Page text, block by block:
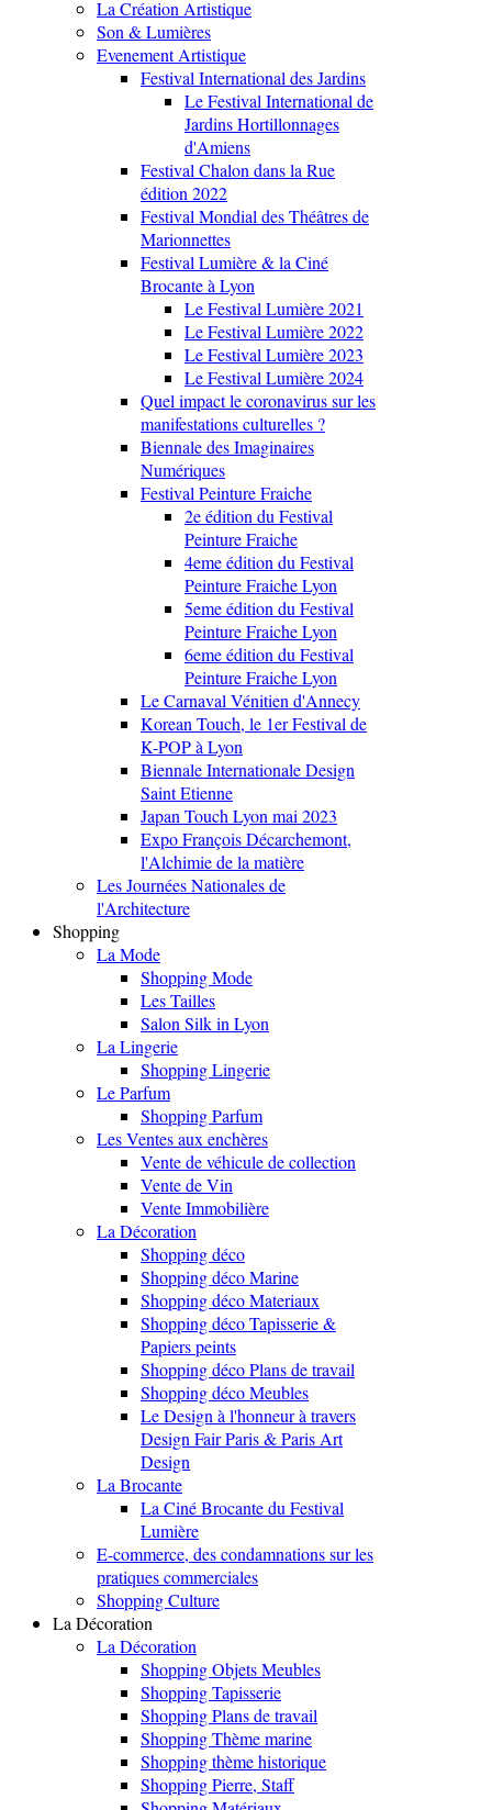
La Création Artistique
Son & Lumières
Evenement Artistique
Festival International des Jardins
Le Festival International de
Jardins Hortillonnages
d'Amiens
Festival Chalon dans la Rue
édition 2022
Festival Mondial des Théâtres de
Marionnettes
Festival Lumière & la Ciné
Brocante à Lyon
Le Festival Lumière 2021
Le Festival Lumière 2022
Le Festival Lumière 2023
Le Festival Lumière 2024
Quel impact le coronavirus sur les
manifestations culturelles ?
Biennale des Imaginaires
Numériques
Festival Peinture Fraiche
2e édition du Festival
Peinture Fraiche
4eme édition du Festival
Peinture Fraiche Lyon
5eme édition du Festival
Peinture Fraiche Lyon
6eme édition du Festival
Peinture Fraiche Lyon
Le Carnaval Vénitien d'Annecy
Korean Touch, le 1er Festival de
K-POP à Lyon
Biennale Internationale Design
Saint Etienne
Japan Touch Lyon mai 2023
Expo François Décarchemont,
l'Alchimie de la matière
Les Journées Nationales de
l'Architecture
Shopping
La Mode
Shopping Mode
Les Tailles
Salon Silk in Lyon
La Lingerie
Shopping Lingerie
Le Parfum
Shopping Parfum
Les Ventes aux enchères
Vente de véhicule de collection
Vente de Vin
Vente Immobilière
La Décoration
Shopping déco
Shopping déco Marine
Shopping déco Materiaux
Shopping déco Tapisserie &
Papiers peints
Shopping déco Plans de travail
Shopping déco Meubles
Le Design à l'honneur à travers
Design Fair Paris & Paris Art
Design
La Brocante
La Ciné Brocante du Festival
Lumière
E-commerce, des condamnations sur les
pratiques commerciales
Shopping Culture
La Décoration
La Décoration
Shopping Objets Meubles
Shopping Tapisserie
Shopping Plans de travail
Shopping Thème marine
Shopping thème historique
Shopping Pierre, Staff